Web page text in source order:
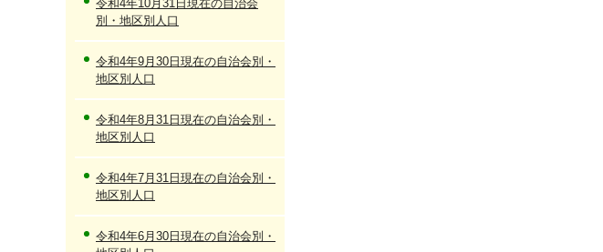
令和4年10月31日現在の自治会
別・地区別人口
令和4年9月30日現在の自治会別・
地区別人口
令和4年8月31日現在の自治会別・
地区別人口
令和4年7月31日現在の自治会別・
地区別人口
令和4年6月30日現在の自治会別・